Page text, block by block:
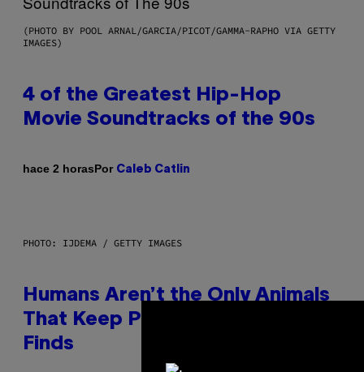
(PHOTO BY POOL ARNAL/GARCIA/PICOT/GAMMA-RAPHO VIA GETTY
IMAGES)
4 of the Greatest Hip-Hop
Movie Soundtracks of the 90s
hace 2 horasPor Caleb Catlin
PHOTO: IJDEMA / GETTY IMAGES
Humans Aren’t the Only Animals
That Keep Pets, New Study
Finds